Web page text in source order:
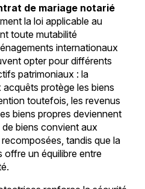
de mariage notarié
la loi applicable au
toute mutabilité
internationaux
opter pour différents
patrimoniaux : la
protège les biens
toutefois, les revenus
biens propres deviennent
biens convient aux
tandis que la
un équilibre entre